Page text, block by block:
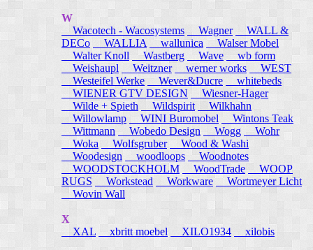
W
Wacotech - Wacosystems
Wagner
WALL &
DECo
WALLIA wallunica
Walser Mobel
Walter Knoll
Wastberg Wave
wb form
Weishaupl
Weitzner werner works
WEST
Westeifel Werke
Wever&Ducre
whitebeds
WIENER GTV DESIGN
Wiesner-Hager
Wilde + Spieth
Wildspirit
Wilkhahn
Willowlamp
WINI Buromobel
Wintons Teak
Wittmann
Wobedo Design Wogg
Wohr
Woka
Wolfsgruber
Wood & Washi
Woodesign
woodloops
Woodnotes
WOODSTOCKHOLM
WoodTrade
WOOP
RUGS
Workstead Workware
Wortmeyer Licht
Wovin Wall
X
XAL
xbritt moebel XILO1934 xilobis